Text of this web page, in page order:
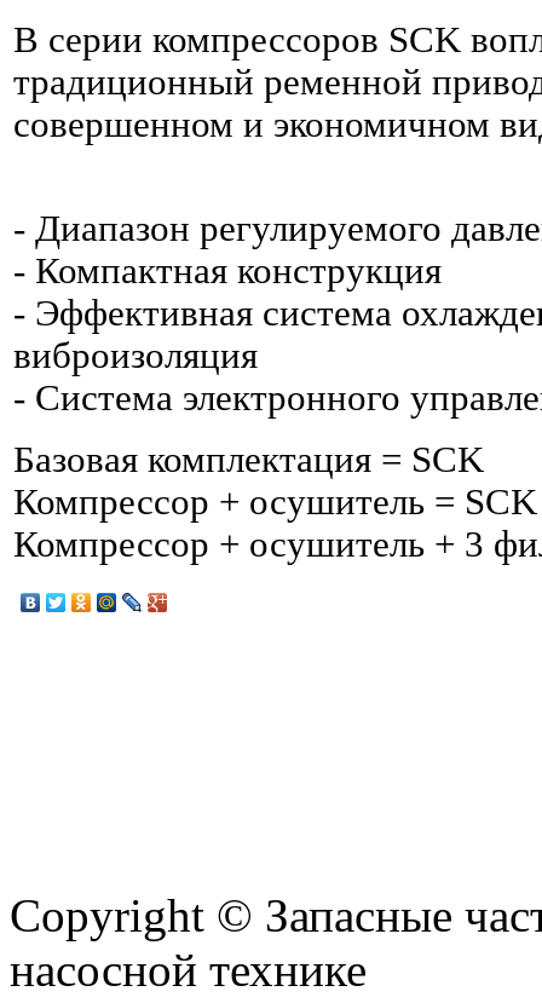
В серии компрессоров SCK
традиционный ременной
совершенном и экономичном
- Диапазон регулируемого
- Компактная конструкция
- Эффективная система
виброизоляция
- Система электронного
Базовая комплектация = SCK
Компрессор + осушитель =
Компрессор + осушитель + 3
Copyright © Запасные
насосной технике